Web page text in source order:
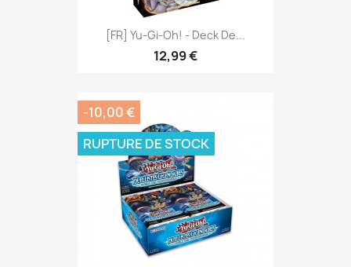
[FR] Yu-Gi-Oh! - Deck De...
12,99 €
-10,00 €
RUPTURE DE STOCK